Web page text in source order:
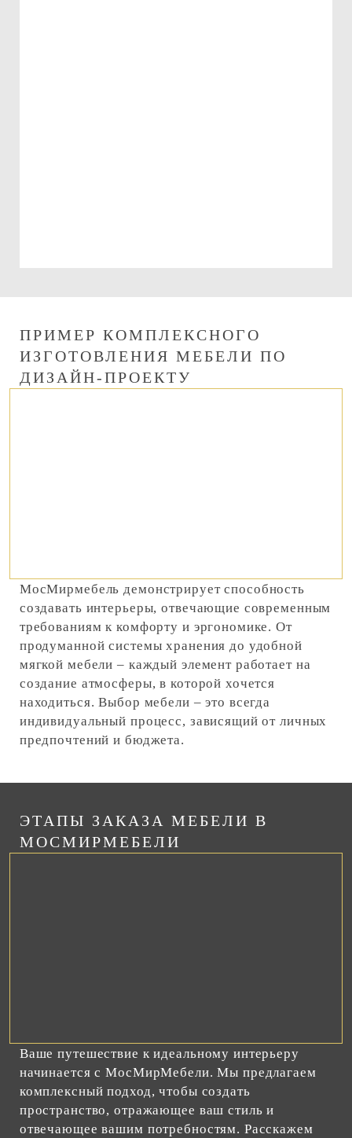
ПРИМЕР КОМПЛЕКСНОГО
ИЗГОТОВЛЕНИЯ МЕБЕЛИ ПО
ДИЗАЙН-ПРОЕКТУ
МосМирмебель демонстрирует способность
создавать интерьеры, отвечающие современным
требованиям к комфорту и эргономике. От
продуманной системы хранения до удобной
мягкой мебели – каждый элемент работает на
создание атмосферы, в которой хочется
находиться. Выбор мебели – это всегда
индивидуальный процесс, зависящий от личных
предпочтений и бюджета.
ЭТАПЫ ЗАКАЗА МЕБЕЛИ В
МОСМИРМЕБЕЛИ
Ваше путешествие к идеальному интерьеру
начинается с МосМирМебели. Мы предлагаем
комплексный подход, чтобы создать
пространство, отражающее ваш стиль и
отвечающее вашим потребностям. Расскажем